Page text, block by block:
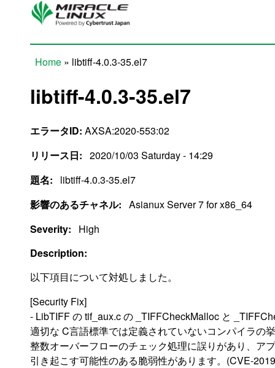
Skip to main content
Home » libtiff-4.0.3-35.el7
libtiff-4.0.3-35.el7
エラータID: AXSA:2020-553:02
リリース日: 2020/10/03 Saturday - 14:29
題名:
libtiff-4.0.3-35.el7
影響のあるチャネル: Asianux Server 7 for x86_64
Severity:
High
Description:
以下項目について対処しました。
[Security Fix]
- LibTIFF の tif_aux.c の _TIFFCheckMalloc と
適切な C言語標準では定義されていないコンパイラの
整数オーバーフローのチェック処理に誤りがあり、ア
引き起こす可能性のある脆弱性があります。(CVE-